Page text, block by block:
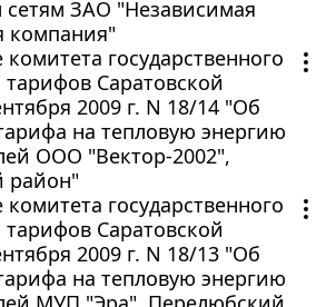
сетям ЗАО "Независимая
компания"
государственного
Саратовской
2009 г. N 18/14 "Об
на тепловую энергию
ООО "Вектор-2002",
район"
государственного
Саратовской
2009 г. N 18/13 "Об
на тепловую энергию